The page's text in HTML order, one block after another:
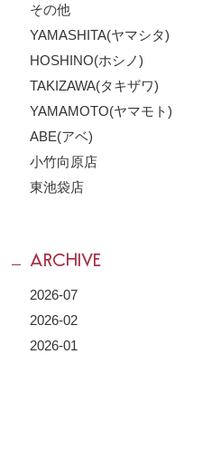
その他
YAMASHITA(ヤマシタ)
HOSHINO(ホシノ)
TAKIZAWA(タキザワ)
YAMAMOTO(ヤマモト)
ABE(アベ)
小竹向原店
東池袋店
ARCHIVE
2026-07
2026-02
2026-01